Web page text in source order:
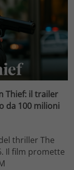
Thief: il trailer
da 100 milioni
thriller The
Il film promette